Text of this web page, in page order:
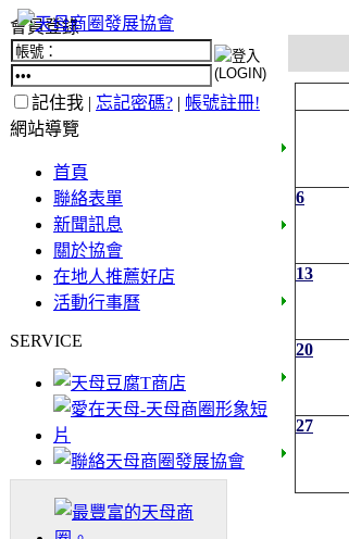
會員登錄
記住我 | 忘記密碼? | 帳號註冊!
網站導覽
首頁
聯絡表單
新聞訊息
關於協會
在地人推薦好店
活動行事曆
SERVICE
6
13
20
27